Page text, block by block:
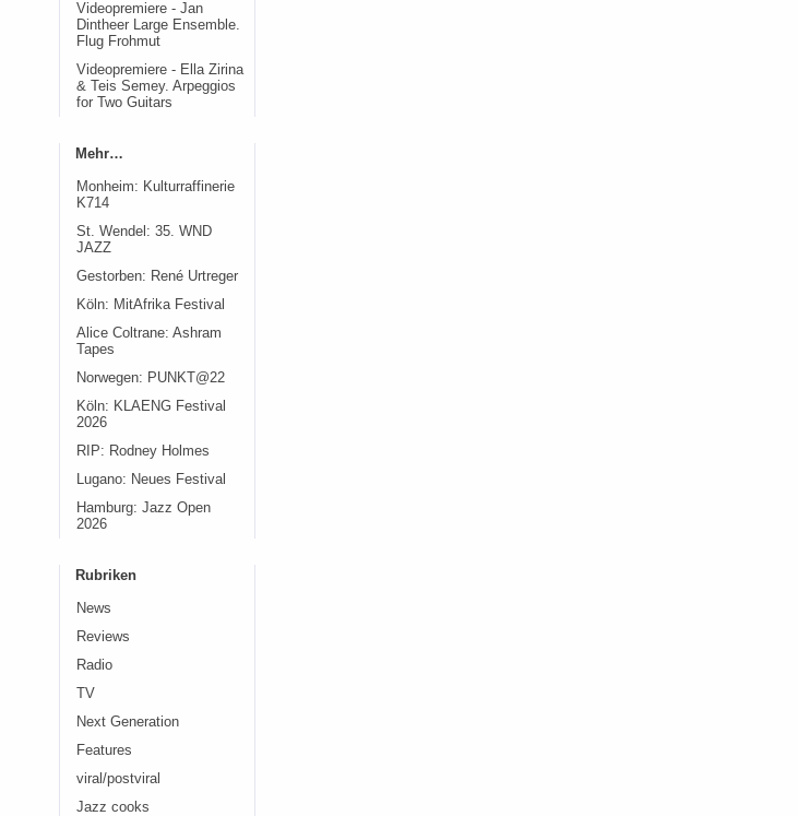
Videopremiere - Jan
Dintheer Large Ensemble.
Flug Frohmut
Videopremiere - Ella Zirina
& Teis Semey. Arpeggios
for Two Guitars
Mehr…
Monheim: Kulturraffinerie
K714
St. Wendel: 35. WND
JAZZ
Gestorben: René Urtreger
Köln: MitAfrika Festival
Alice Coltrane: Ashram
Tapes
Norwegen: PUNKT@22
Köln: KLAENG Festival
2026
RIP: Rodney Holmes
Lugano: Neues Festival
Hamburg: Jazz Open
2026
Rubriken
News
Reviews
Radio
TV
Next Generation
Features
viral/postviral
Jazz cooks